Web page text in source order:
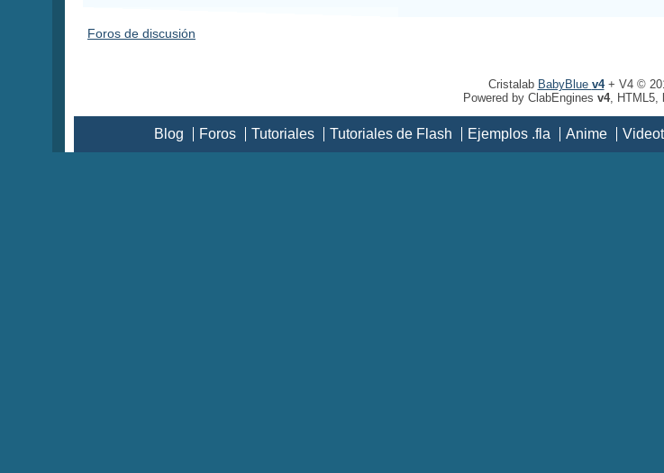
Foros de discusión
Cristalab BabyBlue v4+ V4 ©
Powered by ClabEngines v4, HTML5,
Blog Foros Tutoriales Tutoriales de Flash Ejemplos .fla Anime